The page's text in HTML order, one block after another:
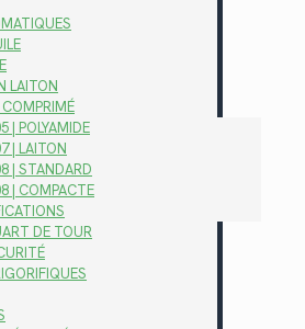
LAITON
COMPRIMÉ
| POLYAMIDE
| LAITON
| STANDARD
| COMPACTE
DE TOUR